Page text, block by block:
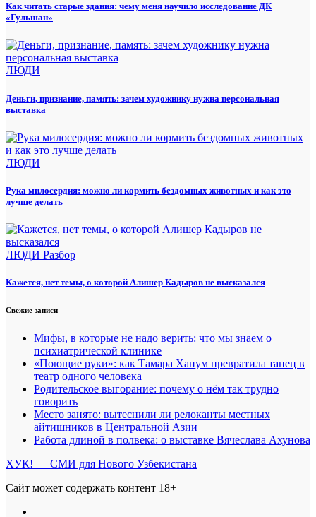
Как читать старые здания: чему меня научило исследование ДК
«Гульшан»
ЛЮДИ
Деньги, признание, память: зачем художнику нужна персональная
выставка
ЛЮДИ
Рука милосердия: можно ли кормить бездомных животных и как это
лучше делать
ЛЮДИ Разбор
Кажется, нет темы, о которой Алишер Кадыров не высказался
Свежие записи
Мифы, в которые не надо верить: что мы знаем о
психиатрической клинике
«Поющие руки»: как Тамара Ханум превратила танец в
театр одного человека
Родительское выгорание: почему о нём так трудно
говорить
Место занято: вытеснили ли релоканты местных
айтишников в Центральной Азии
Работа длиной в полвека: о выставке Вячеслава Ахунова
ХУК! — СМИ для Нового Узбекистана
Сайт может содержать контент 18+